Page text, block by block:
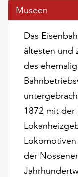
steht
Ihnen
Ende
Seite
Schaltfläche
„Cookie-
Einstellungen“
Verfügung.
Funktionale
Cookies
werden
Museen
Das
ältesten und
des
1872 mit der
der